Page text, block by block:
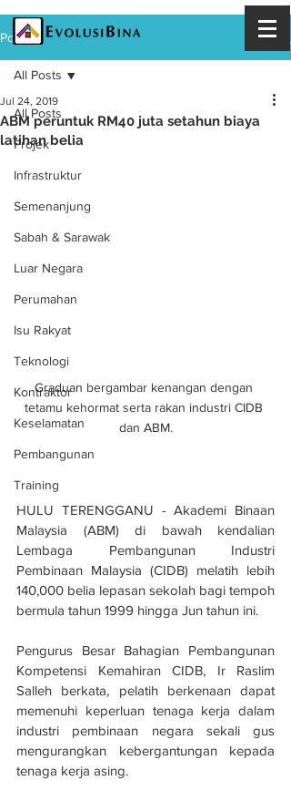
Post
All Posts
Projek
Infrastruktur
Semenanjung
Sabah & Sarawak
Luar Negara
Perumahan
Isu Rakyat
Teknologi
Kontraktor
Keselamatan
Pembangunan
Training
All Posts
ABM peruntuk RM40 juta setahun biaya
latihan belia
Jul 24, 2019
Graduan bergambar kenangan dengan
tetamu kehormat serta rakan industri CIDB
dan ABM.
HULU TERENGGANU - Akademi Binaan
Malaysia (ABM) di bawah kendalian
Lembaga Pembangunan Industri
Pembinaan Malaysia (CIDB) melatih lebih
140,000 belia lepasan sekolah bagi tempoh
bermula tahun 1999 hingga Jun tahun ini.
Pengurus Besar Bahagian Pembangunan
Kompetensi Kemahiran CIDB, Ir Raslim
Salleh berkata, pelatih berkenaan dapat
memenuhi keperluan tenaga kerja dalam
industri pembinaan negara sekali gus
mengurangkan kebergantungan kepada
tenaga kerja asing.